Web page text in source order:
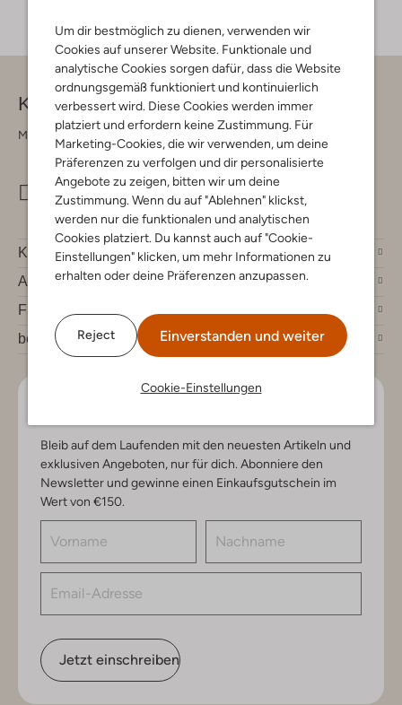
Um dir bestmöglich zu dienen, verwenden wir
Cookies auf unserer Website. Funktionale und
analytische Cookies sorgen dafür, dass die Website
ordnungsgemäß funktioniert und kontinuierlich
verbessert wird. Diese Cookies werden immer
platziert und erfordern keine Zustimmung. Für
Marketing-Cookies, die wir verwenden, um deine
Präferenzen zu verfolgen und dir personalisierte
Angebote zu zeigen, bitten wir um deine
Zustimmung. Wenn du auf "Ablehnen" klickst,
werden nur die funktionalen und analytischen
Cookies platziert. Du kannst auch auf "Cookie-
Einstellungen" klicken, um mehr Informationen zu
erhalten oder deine Präferenzen anzupassen.
Reject Einverstanden und weiter
Cookie-Einstellungen
Kontakt
Montag - Freitag 09:00 - 17:00 uur
info@omoda.de
Kundenservice
Account
Fashion News
bei Omoda
Bleib auf dem Laufenden mit den neuesten Artikeln und
exklusiven Angeboten, nur für dich. Abonniere den
Newsletter und gewinne einen Einkaufsgutschein im
Wert von €150.
Jetzt einschreiben